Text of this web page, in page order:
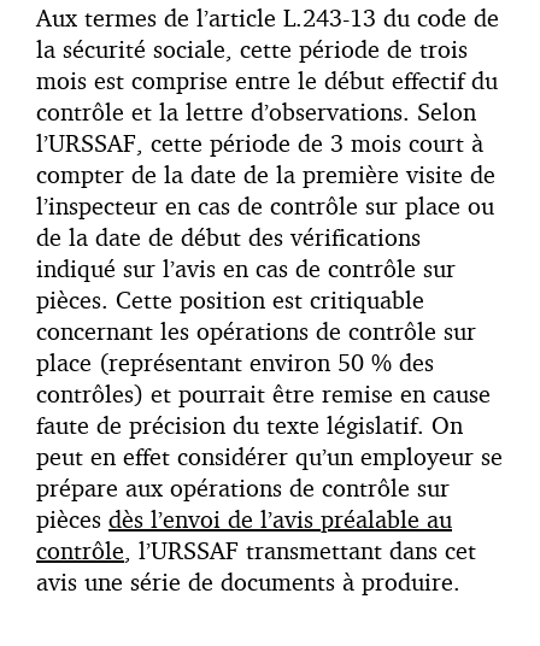
Aux termes de l’article L.243-13 du code de
la sécurité sociale, cette période de trois
mois est comprise entre le début effectif du
contrôle et la lettre d’observations. Selon
l’URSSAF, cette période de 3 mois court à
compter de la date de la première visite de
l’inspecteur en cas de contrôle sur place ou
de la date de début des vérifications
indiqué sur l’avis en cas de contrôle sur
pièces. Cette position est critiquable
concernant les opérations de contrôle sur
place (représentant environ 50 % des
contrôles) et pourrait être remise en cause
faute de précision du texte législatif. On
peut en effet considérer qu’un employeur se
prépare aux opérations de contrôle sur
pièces dès l’envoi de l’avis préalable au
contrôle , l’URSSAF transmettant dans cet
avis une série de documents à produire.